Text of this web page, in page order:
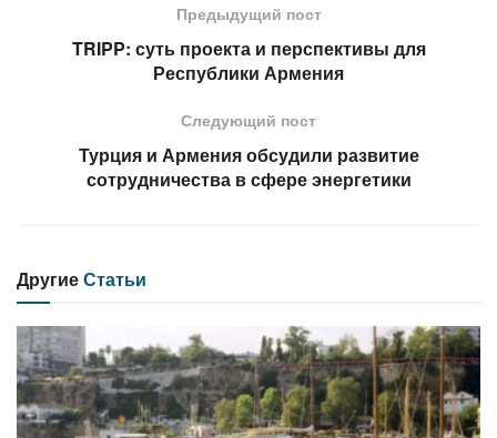
Предыдущий пост
TRIPP: суть проекта и перспективы для
Республики Армения
Следующий пост
Турция и Армения обсудили развитие
сотрудничества в сфере энергетики
ДругиеСтатьи